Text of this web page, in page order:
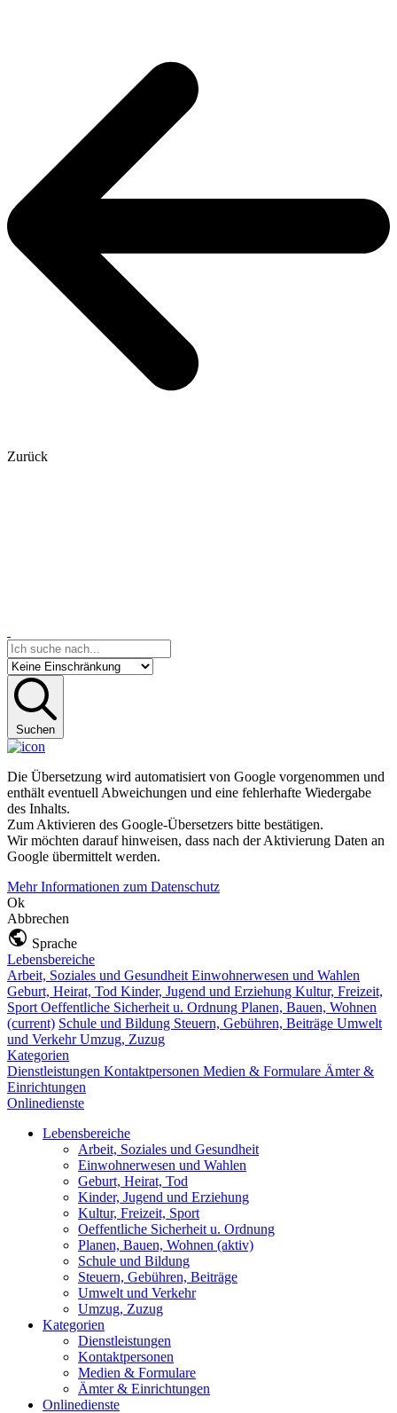
Zurück
Suchen
Die Übersetzung wird automatisiert von Google vorgenommen und
enthält eventuell Abweichungen und eine fehlerhafte Wiedergabe
des Inhalts.
Zum Aktivieren des Google-Übersetzers bitte bestätigen.
Wir möchten darauf hinweisen, dass nach der Aktivierung Daten an
Google übermittelt werden.
Mehr Informationen zum Datenschutz
Ok
Abbrechen
Sprache
Lebensbereiche
Arbeit, Soziales und Gesundheit Einwohnerwesen und Wahlen
Geburt, Heirat, Tod Kinder, Jugend und Erziehung Kultur, Freizeit,
Sport Oeffentliche Sicherheit u. Ordnung Planen, Bauen, Wohnen
(current) Schule und Bildung Steuern, Gebühren, Beiträge Umwelt
und VerkehrUmzug, Zuzug
Kategorien
Dienstleistungen Kontaktpersonen Medien & Formulare Ämter &
Einrichtungen
Onlinedienste
Lebensbereiche
Arbeit, Soziales und Gesundheit
Einwohnerwesen und Wahlen
Geburt, Heirat, Tod
Kinder, Jugend und Erziehung
Kultur, Freizeit, Sport
Oeffentliche Sicherheit u. Ordnung
Planen, Bauen, Wohnen (aktiv)
Schule und Bildung
Steuern, Gebühren, Beiträge
Umwelt und Verkehr
Umzug, Zuzug
Kategorien
Dienstleistungen
Kontaktpersonen
Medien & Formulare
Ämter & Einrichtungen
Onlinedienste